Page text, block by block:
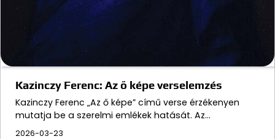
Kazinczy Ferenc: Az ő képe verselemzés
Kazinczy Ferenc „Az ő képe” című verse érzékenyen
mutatja be a szerelmi emlékek hatását. Az…
2026-03-23